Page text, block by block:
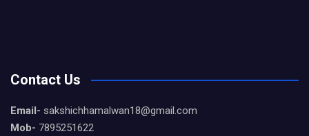
Contact Us
Email- sakshichhamalwan18@gmail.com
Mob- 7895251622